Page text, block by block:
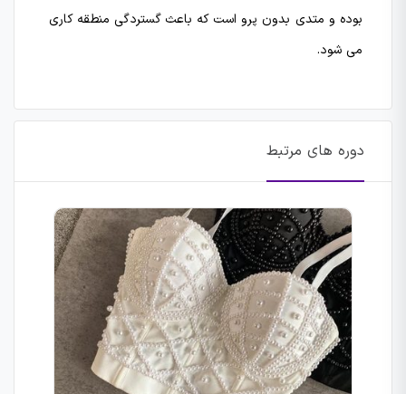
بوده و متدی بدون پرو است که باعث گستردگی منطقه کاری
می شود.
دوره های مرتبط